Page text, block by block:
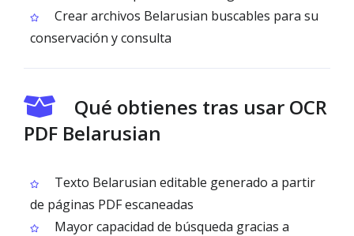
Crear archivos Belarusian buscables para su
conservación y consulta
Qué obtienes tras usar OCR
PDF Belarusian
Texto Belarusian editable generado a partir
de páginas PDF escaneadas
Mayor capacidad de búsqueda gracias a